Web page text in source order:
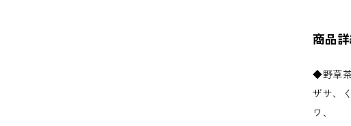
商品
◆野草
ザサ、
ワ、